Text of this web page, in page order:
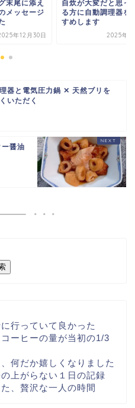
末尾に添え
メッセージ
年12月30日
自炊が大変だと思っ
る方に自動調理器を
すめします
2025年6
器と電気圧力鍋 ✕ 天然ブリを
いただく
醤油
行っていて良かった
ーヒーの量が当初の1/3
何だか嬉しくなりました
上がらない１日の記録
、贅沢な一人の時間